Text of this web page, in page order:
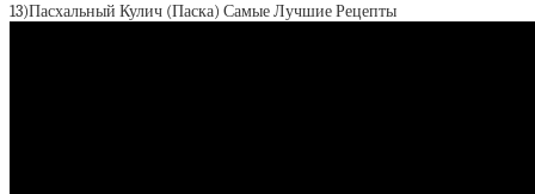
13)Пасхальный Кулич (Паска) Самые Лучшие Рецепты